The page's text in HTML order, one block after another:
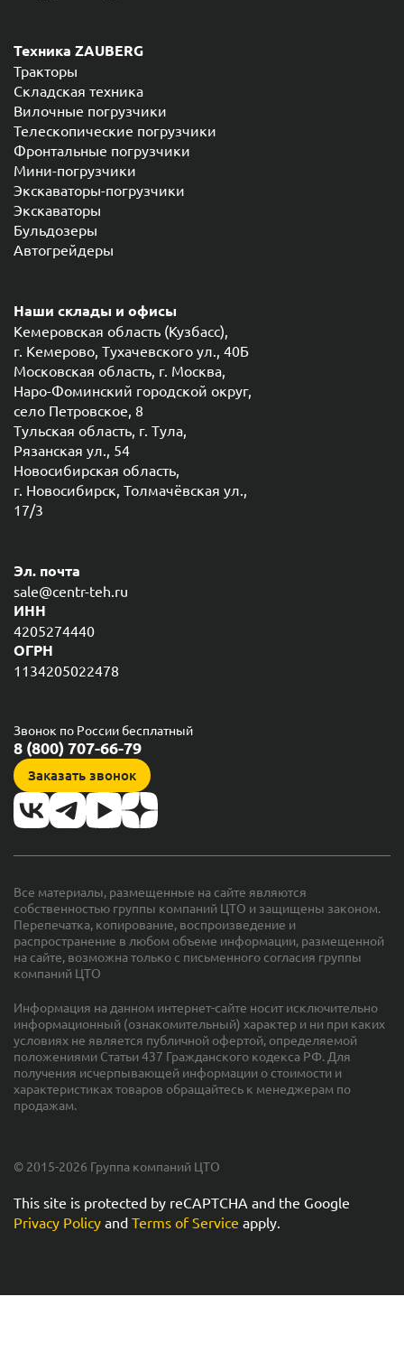
Техника ZAUBERG
Тракторы
Складская техника
Вилочные погрузчики
Телескопические погрузчики
Фронтальные погрузчики
Мини-погрузчики
Экскаваторы-погрузчики
Экскаваторы
Бульдозеры
Автогрейдеры
Эл. почта
sale@centr-teh.ru
ИНН
4205274440
ОГРН
1134205022478
Наши склады и офисы
Кемеровская область (Кузбасс),
г. Кемерово, Тухачевского ул., 40Б
Московская область, г. Москва,
Наро-Фоминский городской округ,
село Петровское, 8
Тульская область, г. Тула,
Рязанская ул., 54
Новосибирская область,
г. Новосибирск, Толмачёвская ул.,
17/3
Звонок по России бесплатный
8 (800) 707-66-79
Заказать звонок
Все материалы, размещенные на сайте являются
собственностью группы компаний ЦТО и защищены законом.
Перепечатка, копирование, воспроизведение и
распространение в любом объеме информации, размещенной
на сайте, возможна только с письменного согласия группы
компаний ЦТО
Информация на данном интернет-сайте носит исключительно
информационный (ознакомительный) характер и ни при каких
условиях не является публичной офертой, определяемой
положениями Статьи 437 Гражданского кодекса РФ. Для
получения исчерпывающей информации о стоимости и
характеристиках товаров обращайтесь к менеджерам по
продажам.
© 2015-2026 Группа компаний ЦТО
This site is protected by reCAPTCHA and the Google
Privacy Policy and Terms of Service apply.